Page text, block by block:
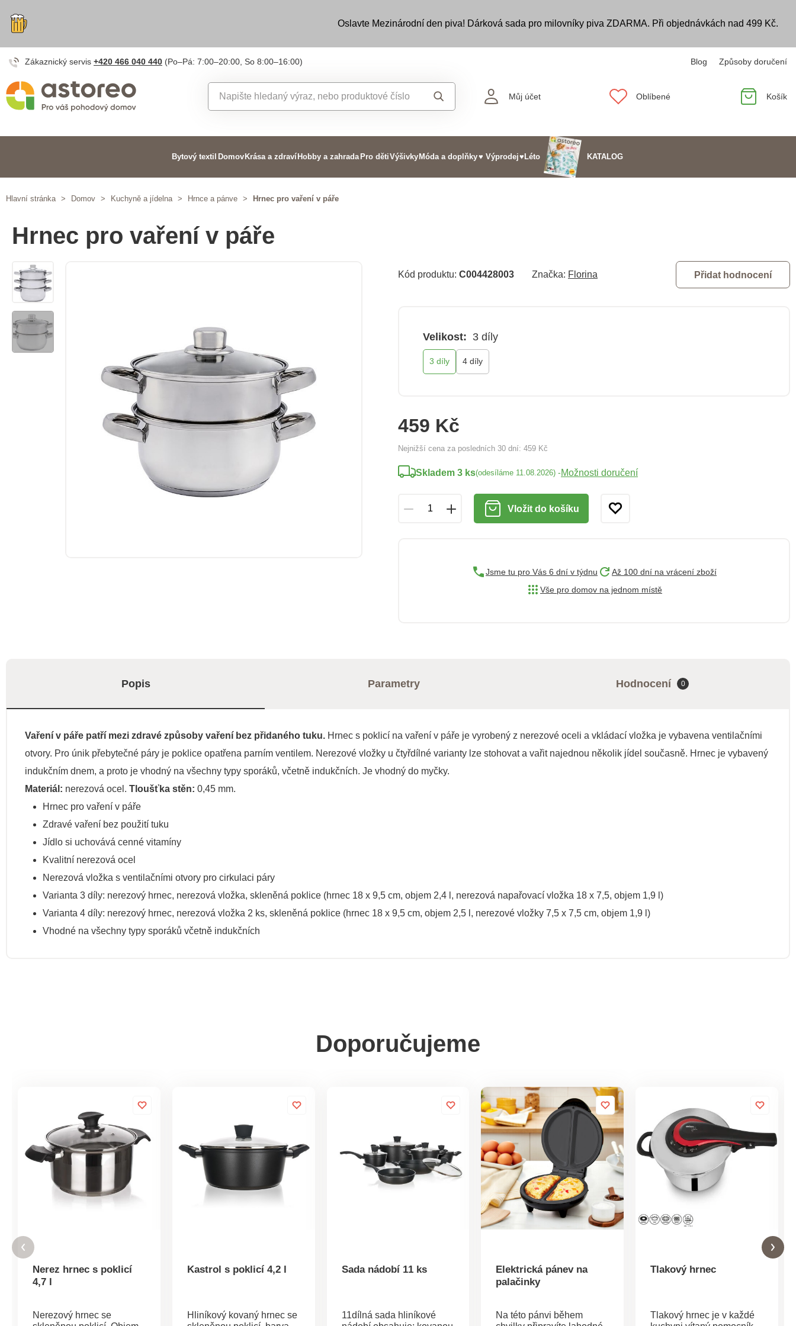
Oslavte Mezinárodní den piva! Dárková sada pro milovníky piva ZDARMA. Při objednávkách nad 499 Kč.
Zákaznický servis +420 466 040 440 (Po–Pá: 7:00–20:00, So 8:00–16:00) Blog Způsoby doručení
Můj účet Oblíbené Košík
Bytový textil Domov Krása a zdraví Hobby a zahrada Pro dětiVýšivky Móda a doplňky♥ Výprodej♥Léto KATALOG
Hlavní stránka > Domov > Kuchyně a jídelna > Hrnce a pánve > Hrnec pro vaření v páře
Hrnec pro vaření v páře
Kód produktu: C004428003 Značka: Florina Přidat hodnocení
Velikost: 3 díly
3 díly 4 díly
459 Kč
Nejnižší cena za posledních 30 dní: 459 Kč
Skladem 3 ks(odesíláme 11.08.2026) -Možnosti doručení
Vložit do košíku
Jsme tu pro Vás 6 dní v týdnu
Až 100 dní na vrácení zboží
Vše pro domov na jednom místě
Popis Parametry Hodnocení 0
Vaření v páře patří mezi zdravé způsoby vaření bez přidaného tuku. Hrnec s poklicí na vaření v páře je vyrobený z nerezové oceli a vkládací vložka je vybavena ventilačními
otvory. Pro únik přebytečné páry je poklice opatřena parním ventilem. Nerezové vložky u čtyřdílné varianty lze stohovat a vařit najednou několik jídel současně. Hrnec je vybavený
indukčním dnem, a proto je vhodný na všechny typy sporáků, včetně indukčních. Je vhodný do myčky.
Materiál: nerezová ocel. Tloušťka stěn: 0,45 mm.
Hrnec pro vaření v páře
Zdravé vaření bez použití tuku
Jídlo si uchovává cenné vitamíny
Kvalitní nerezová ocel
Nerezová vložka s ventilačními otvory pro cirkulaci páry
Varianta 3 díly: nerezový hrnec, nerezová vložka, skleněná poklice (hrnec 18 x 9,5 cm, objem 2,4 l, nerezová napařovací vložka 18 x 7,5, objem 1,9 l)
Varianta 4 díly: nerezový hrnec, nerezová vložka 2 ks, skleněná poklice (hrnec 18 x 9,5 cm, objem 2,5 l, nerezové vložky 7,5 x 7,5 cm, objem 1,9 l)
Vhodné na všechny typy sporáků včetně indukčních
Doporučujeme
Nerez hrnec s poklicí
4,7 l
Nerezový hrnec se
Kastrol s poklicí 4,2 l
Hliníkový kovaný hrnec se
Sada nádobí 11 ks
11dílná sada hliníkové
Elektrická pánev na
palačinky
Na této pánvi během
Tlakový hrnec
Tlakový hrnec je v každé